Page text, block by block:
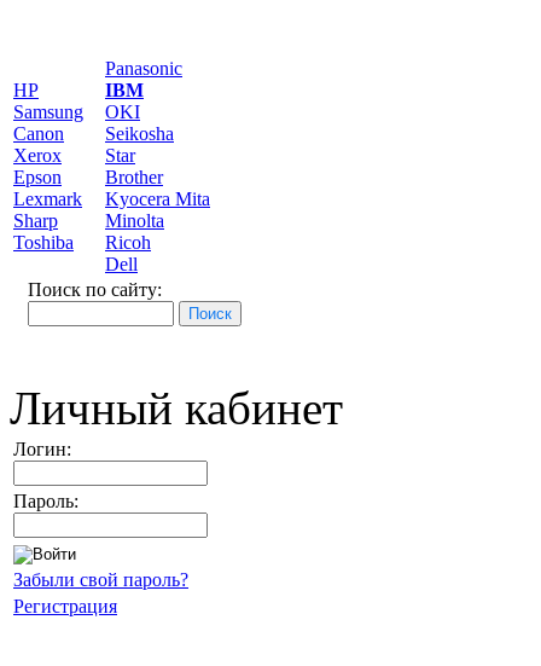
HP
Samsung
Canon
Xerox
Epson
Lexmark
Sharp
Toshiba
Panasonic
IBM
OKI
Seikosha
Star
Brother
Kyocera Mita
Minolta
Ricoh
Dell
Поиск по сайту:
Личный кабинет
Логин:
Пароль:
Забыли свой пароль?
Регистрация